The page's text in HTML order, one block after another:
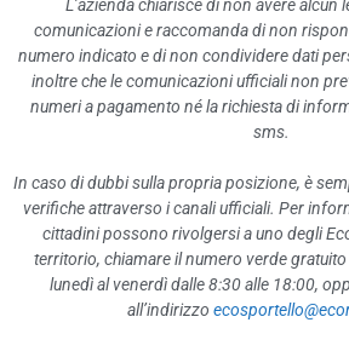
Rappresentazione grafica
ATTIVITÀ E PROCEDIMENTI
Tipologie di procedimento
Dichiarazioni sostitutive e
PROVVEDIMENTI
Provvedimenti organi
Provvedimenti dirigenti
CONTROLLI SULLE IMPRESE
L’azienda chiarisce di non avere alcun
comunicazioni e raccomanda di non
numero indicato e di non condividere dati
inoltre che le comunicazioni ufficiali non
numeri a pagamento né la richiesta di
sms.
In caso di dubbi sulla propria posizione, è
verifiche attraverso i canali ufficiali. Per
cittadini possono rivolgersi a uno degli
territorio, chiamare il numero verde
lunedì al venerdì dalle 8:30 alle 18:00,
all’indirizzo